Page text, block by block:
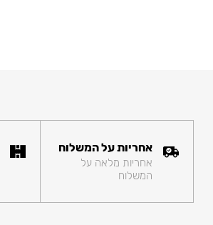
אחריות על המשלוח
אחריות מלאה על
המשלוח